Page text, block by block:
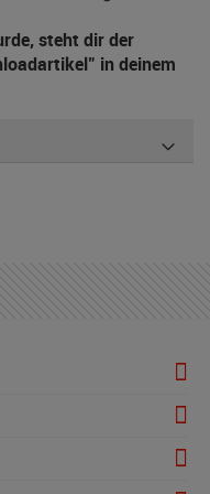
steht dir der
in deinem